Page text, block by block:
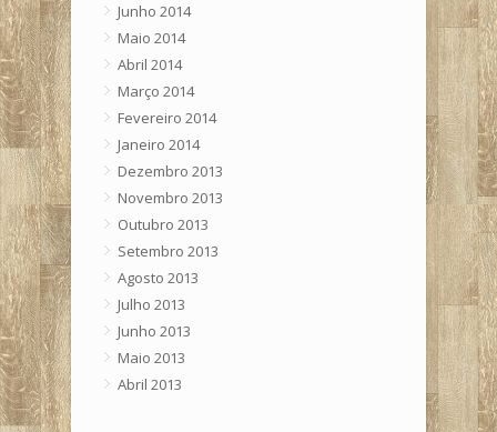
Junho 2014
Maio 2014
Abril 2014
Março 2014
Fevereiro 2014
Janeiro 2014
Dezembro 2013
Novembro 2013
Outubro 2013
Setembro 2013
Agosto 2013
Julho 2013
Junho 2013
Maio 2013
Abril 2013